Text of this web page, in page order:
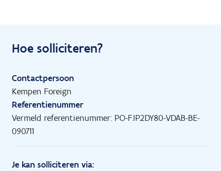
Hoe solliciteren?
Contactpersoon
Kempen Foreign
Referentienummer
Vermeld referentienummer: PO-FJP2DY80-VDAB-BE-
090711
Je kan solliciteren via: